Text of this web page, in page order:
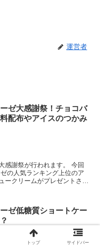
運営者
ゼ大感謝祭！チョコバ
配布やアイスのつかみ
感謝祭が行われます。 今回
の人気ランキング上位のア
ークリームがプレゼントされ
ゼ低糖質ショートケー
トップ サイドバー